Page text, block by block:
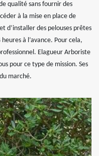
qualité sans fournir des
à la mise en place de
d’installer des pelouses prêtes
à l’avance. Pour cela,
Elagueur Arboriste
pour ce type de mission. Ses
marché.